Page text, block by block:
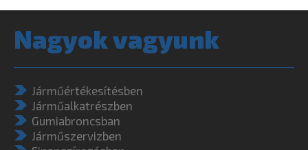
Nagyok vagyunk
Járműértékesítésben
Járműalkatrészben
Gumiabroncsban
Járműszervizben